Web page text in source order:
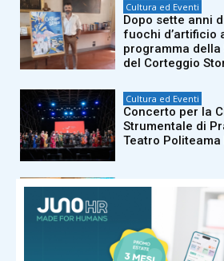
Cultura ed Eventi
Dopo sette anni
fuochi d’artificio
programma
del Corteggio
Cultura ed Eventi
Concerto per la
Strumentale di
Teatro Politeama
Cultura ed Eventi
Auguri di
stamani a